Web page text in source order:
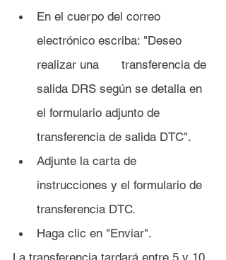
En el cuerpo del correo
electrónico escriba: "Deseo
realizar una 	transferencia de
salida DRS según se detalla en
el formulario adjunto de
transferencia de salida DTC".
Adjunte la carta de
instrucciones y el formulario de
transferencia DTC.
Haga clic en "Enviar".
La transferencia tardará entre 5 y 10